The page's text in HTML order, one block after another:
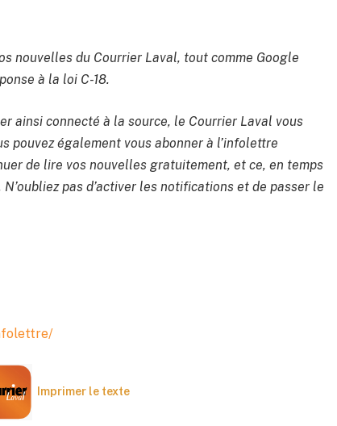
nouvelles du Courrier Laval, tout comme Google
à la loi C-18.
ainsi connecté à la source, le Courrier Laval vous
pouvez également vous abonner à l’infolettre
de lire vos nouvelles gratuitement, et ce, en temps
pas d’activer les notifications et de passer le
Imprimer le texte